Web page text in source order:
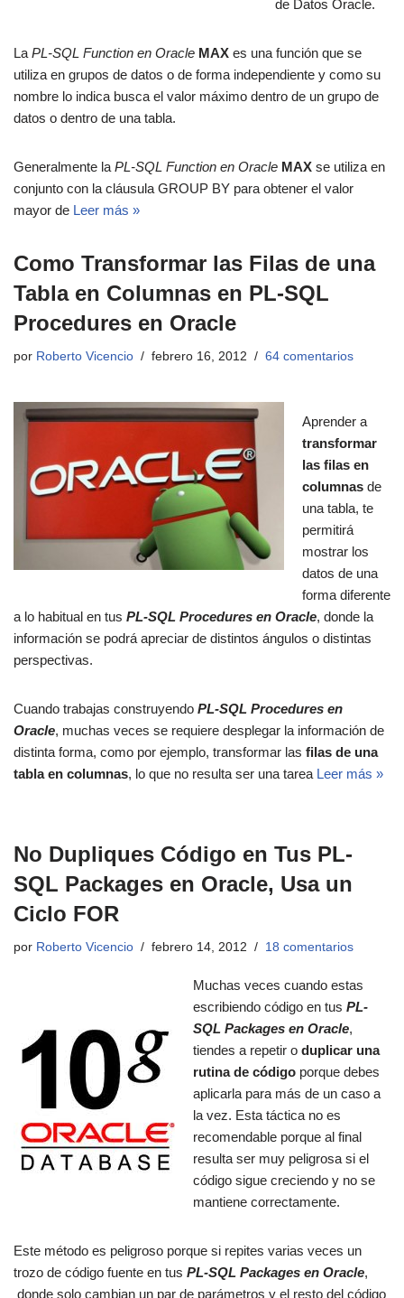
de Datos Oracle.
La PL-SQL Function en Oracle MAX es una función que se
utiliza en grupos de datos o de forma independiente y como su
nombre lo indica busca el valor máximo dentro de un grupo de
datos o dentro de una tabla.
Generalmente la PL-SQL Function en Oracle MAX se utiliza en
conjunto con la cláusula GROUP BY para obtener el valor
mayor de Leer más »
Como Transformar las Filas de una
Tabla en Columnas en PL-SQL
Procedures en Oracle
por Roberto Vicencio febrero 16, 2012 64 comentarios
Aprender a
transformar
las filas en
columnas de
una tabla, te
permitirá
mostrar los
datos de una
forma diferente
a lo habitual en tus PL-SQL Procedures en Oracle, donde la
información se podrá apreciar de distintos ángulos o distintas
perspectivas.
Cuando trabajas construyendo PL-SQL Procedures en
Oracle, muchas veces se requiere desplegar la información de
distinta forma, como por ejemplo, transformar las filas de una
tabla en columnas, lo que no resulta ser una tarea Leer más »
No Dupliques Código en Tus PL-
SQL Packages en Oracle, Usa un
Ciclo FOR
por Roberto Vicencio febrero 14, 2012 18 comentarios
Muchas veces cuando estas
escribiendo código en tus PL-
SQL Packages en Oracle,
tiendes a repetir o duplicar una
rutina de código porque debes
aplicarla para más de un caso a
la vez. Esta táctica no es
recomendable porque al final
resulta ser muy peligrosa si el
código sigue creciendo y no se
mantiene correctamente.
Este método es peligroso porque si repites varias veces un
trozo de código fuente en tus PL-SQL Packages en Oracle,
donde solo cambian un par de parámetros y el resto del código